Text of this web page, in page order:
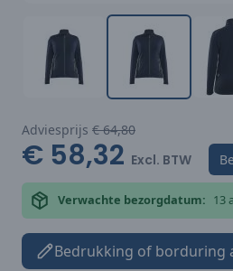
Adviesprijs € 64,80
€ 58,32 Excl. BTW
Verwachte bezorgdatum: 13
Bedrukking of borduring